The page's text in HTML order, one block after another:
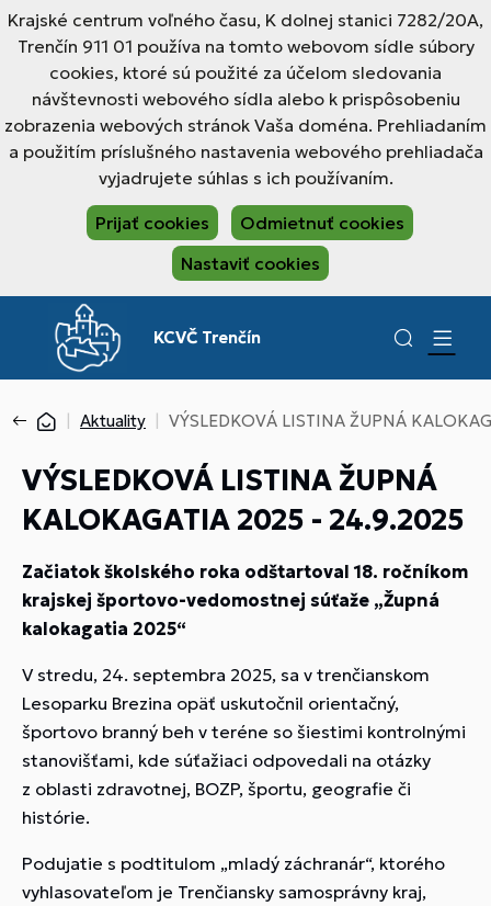
Krajské centrum voľného času, K dolnej stanici 7282/20A,
Trenčín 911 01 používa na tomto webovom sídle súbory
cookies, ktoré sú použité za účelom sledovania
návštevnosti webového sídla alebo k prispôsobeniu
zobrazenia webových stránok Vaša doména. Prehliadaním
a použitím príslušného nastavenia webového prehliadača
vyjadrujete súhlas s ich používaním.
Prijať cookies
Odmietnuť cookies
Nastaviť cookies
KCVČ Trenčín
Aktuality VÝSLEDKOVÁ LISTINA ŽUPNÁ
VÝSLEDKOVÁ LISTINA ŽUPNÁ
KALOKAGATIA 2025 - 24.9.2025
Začiatok školského roka odštartoval 18. ročníkom
krajskej športovo-vedomostnej súťaže „Župná
kalokagatia 2025“
V stredu, 24. septembra 2025, sa v trenčianskom
Lesoparku Brezina opäť uskutočnil orientačný,
športovo branný beh v teréne so šiestimi kontrolnými
stanovišťami, kde súťažiaci odpovedali na otázky
z oblasti zdravotnej, BOZP, športu, geografie či
histórie.
Podujatie s podtitulom „mladý záchranár“, ktorého
vyhlasovateľom je Trenčiansky samosprávny kraj,